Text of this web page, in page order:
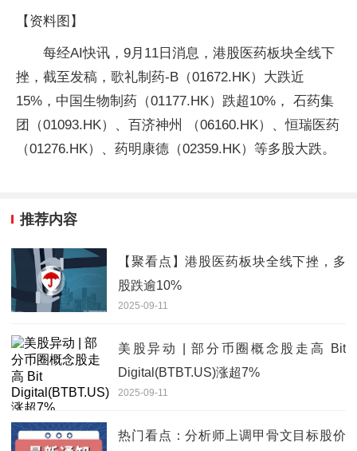
【资料图】
每经AI快讯，9月11日消息，港股医药板块全线下
挫，截至发稿，歌礼制药-B（01672.HK）大跌近
15%，中国生物制药（01177.HK）跌超10%， 石药集
团（01093.HK）、百济神州 （06160.HK）、恒瑞医药
（01276.HK）、药明康德（02359.HK）等多股大跌。
推荐内容
【聚看点】港股医药板块全线下挫，多
股跌逾10%
2025-09-11
美股异动 | 部分币圈概念股走高 Bit
Digital(BTBT.US)涨超7%
2025-09-11
热门看点：分析师上调甲骨文目标股价